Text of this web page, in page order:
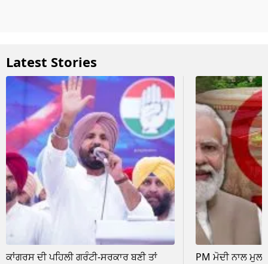
Latest Stories
ਕਾਂਗਰਸ ਦੀ ਪਹਿਲੀ ਗਰੰਟੀ-ਸਰਕਾਰ ਬਣੀ ਤਾਂ
PM ਮੋਦੀ ਨਾਲ